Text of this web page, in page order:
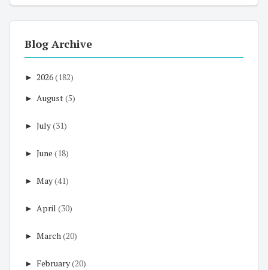
Blog Archive
► 2026(182)
► August(5)
► July(31)
► June (18)
► May(41)
► April (30)
► March(20)
► February(20)